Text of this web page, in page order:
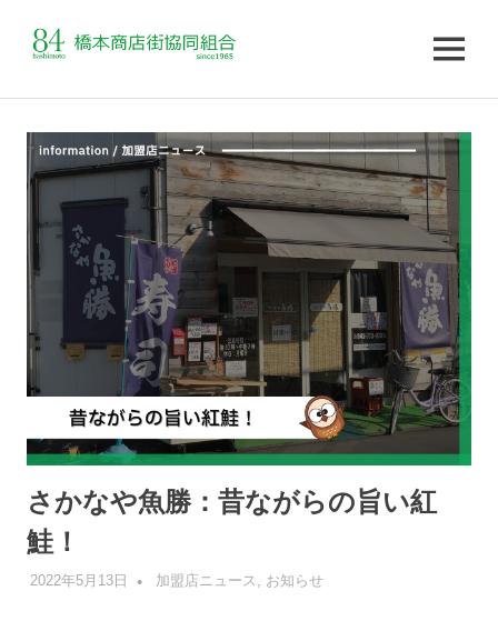
MENU
さかなや魚勝：昔ながらの旨い紅
鮭！
2022年5月13日 管理者
加盟店ニュース お知らせ